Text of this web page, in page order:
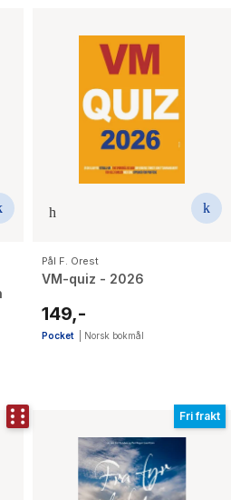
Pål F. Orest
VM-quiz - 2026
149,-
Pocket Norsk bokmål
Fri frakt